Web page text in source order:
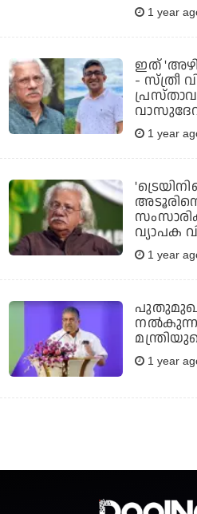
1 year
ഇത്
- സ്ത്രീ
1 year
വ്യാപക
1 year
1 year